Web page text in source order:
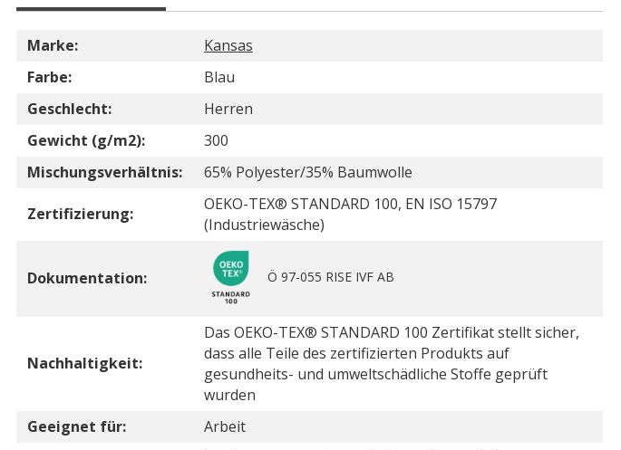
Marke:
Kansas
Farbe:
Blau
Geschlecht:
Herren
Gewicht (g/m2):
300
Mischungsverhältnis:
65% Polyester/35% Baumwolle
Zertifizierung:
OEKO-TEX® STANDARD 100, EN ISO 15797
(Industriewäsche)
Dokumentation: Ö 97-055 RISE IVF AB
Nachhaltigkeit:
Das OEKO-TEX® STANDARD 100 Zertifikat stellt sicher,
dass alle Teile des zertifizierten Produkts auf
gesundheits- und umweltschädliche Stoffe geprüft
wurden
Geeignet für:
Arbeit